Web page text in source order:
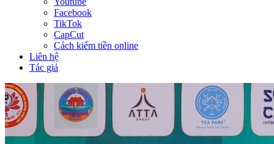
Facebook
TikTok
CapCut
Cách kiếm tiền online
Liên hệ
Tác giả